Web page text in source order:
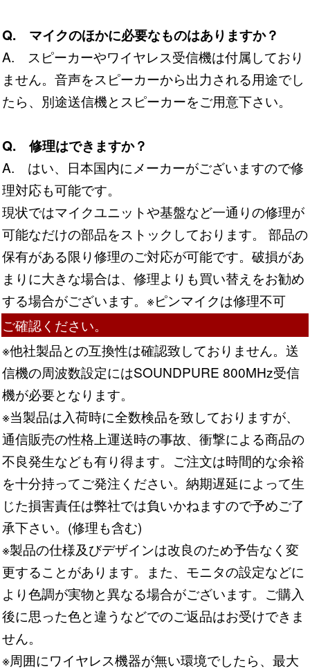
Q. マイクのほかに必要なものはありますか？
A. スピーカーやワイヤレス受信機は付属しており
ません。音声をスピーカーから出力される用途でし
たら、別途送信機とスピーカーをご用意下さい。
Q. 修理はできますか？
A. はい、日本国内にメーカーがございますので修
理対応も可能です。
現状ではマイクユニットや基盤など一通りの修理が
可能なだけの部品をストックしております。 部品の
保有がある限り修理のご対応が可能です。破損があ
まりに大きな場合は、修理よりも買い替えをお勧め
する場合がございます。 ※ピンマイクは修理不可
ご確認ください。
※他社製品との互換性は確認致しておりません。送
信機の周波数設定にはSOUNDPURE 800MHz受信
機が必要となります。
※当製品は入荷時に全数検品を致しておりますが、
通信販売の性格上運送時の事故、衝撃による商品の
不良発生なども有り得ます。ご注文は時間的な余裕
を十分持ってご発注ください。納期遅延によって生
じた損害責任は弊社では負いかねますので予めご了
承下さい。(修理も含む)
※製品の仕様及びデザインは改良のため予告なく変
更することがあります。また、モニタの設定などに
より色調が実物と異なる場合がございます。ご購入
後に思った色と違うなどでのご返品はお受けできま
せん。
※周囲にワイヤレス機器が無い環境でしたら、最大